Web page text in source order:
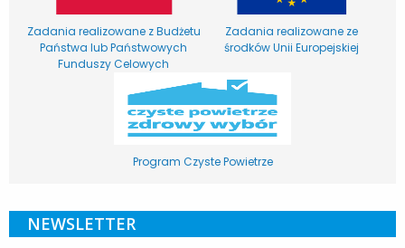
Zadania realizowane z Budżetu
Państwa lub Państwowych
Funduszy Celowych
Zadania realizowane ze
środków Unii Europejskiej
Program Czyste Powietrze
NEWSLETTER